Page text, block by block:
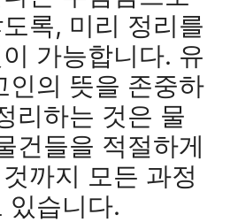
록, 미리 정리를
가능합니다. 유
인의 뜻을 존중하
리하는 것은 물
건들을 적절하게
까지 모든 과정
있습니다.